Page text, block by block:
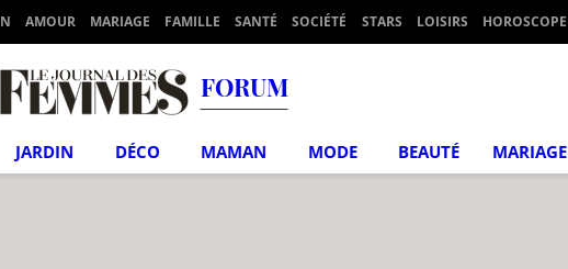
AMOUR MARIAGE FAMILLE SANTÉ SOCIÉTÉ STARS LOISIRS HOROSCOPE
FORUM
JARDIN DÉCO MAMAN MODE BEAUTÉ MARIAGE